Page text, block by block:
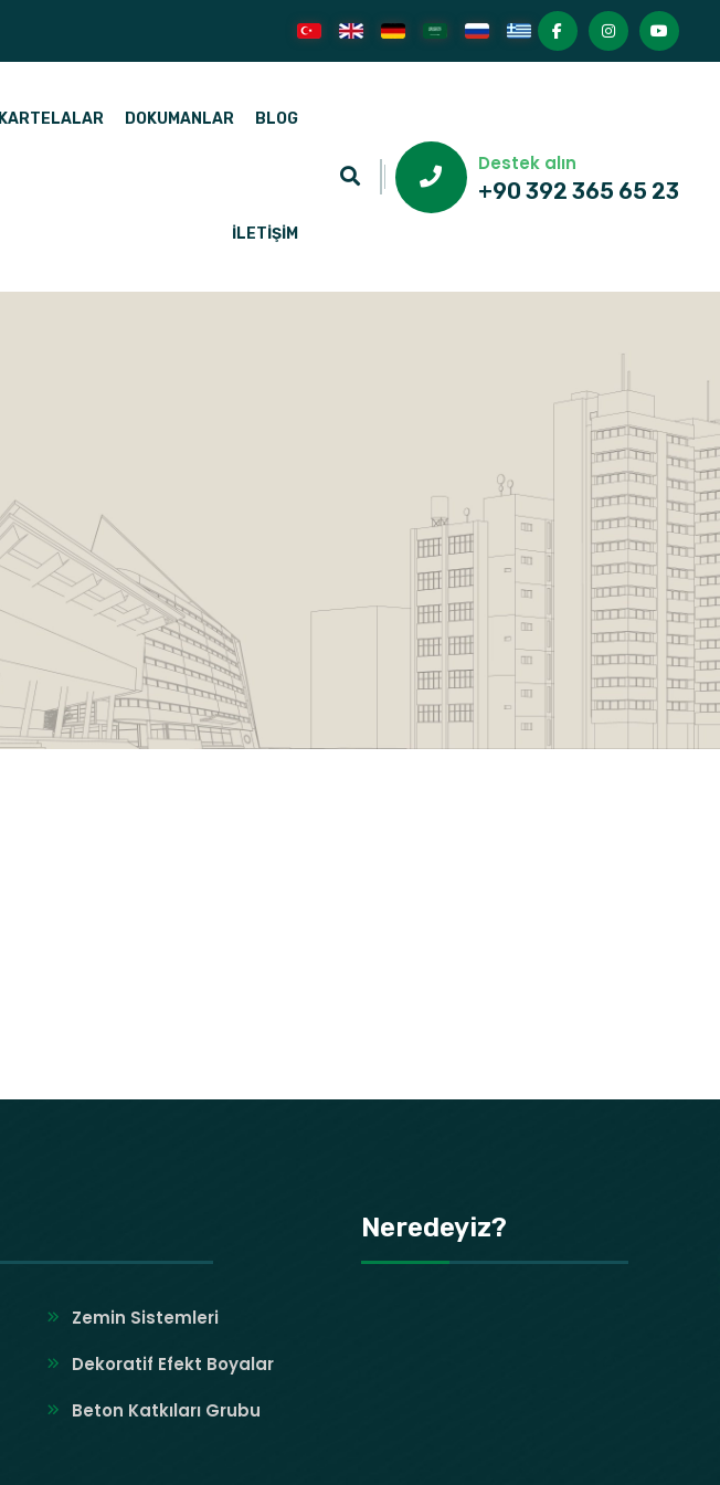
KARTELALAR DOKUMANLAR BLOG
İLETIŞIM
Destek alın
+90 392 365 65 23
Zemin Sistemleri
Dekoratif Efekt Boyalar
Beton Katkıları Grubu
Neredeyiz?